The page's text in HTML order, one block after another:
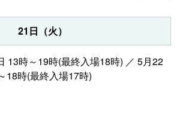
21日（火）
13時～19時(最終入場18時) ／ 5月22
18時(最終入場17時)